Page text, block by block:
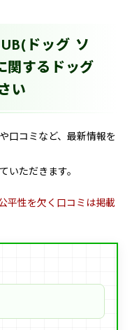
ドッグ ソ
関するドッグ
い
口コミなど、最新情報を
いただきます。
平性を欠く口コミは掲載